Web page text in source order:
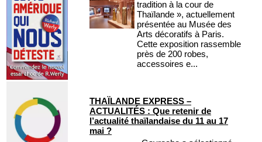
tradition à la cour de
Thaïlande », actuellement
présentée au Musée des
Arts décoratifs à Paris.
Cette exposition rassemble
près de 200 robes,
accessoires e...
THAÏLANDE EXPRESS –
ACTUALITÉS : Que retenir de
l’actualité thaïlandaise du 11 au 17
mai ?